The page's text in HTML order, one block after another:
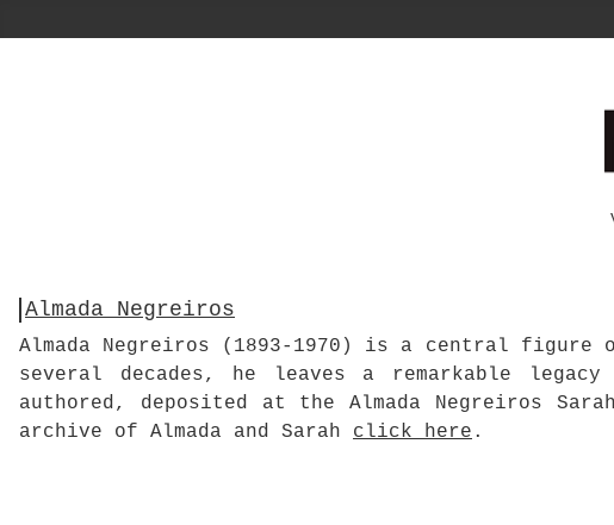
Almada Negreiros
Almada Negreiros (1893-1970) is a central
several decades, he leaves a remarkable
authored, deposited at the Almada Negreiros Sarah
archive of Almada and Sarah click here .